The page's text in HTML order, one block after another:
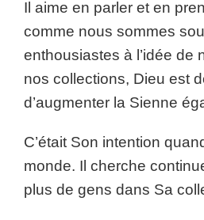
Il aime en parler et en
comme nous sommes
enthousiastes à l’idée de
nos collections, Dieu est
d’augmenter la Sienne
C’était Son intention
monde. Il cherche
plus de gens dans Sa